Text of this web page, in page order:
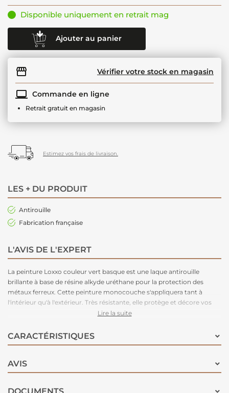
Disponible uniquement en retrait mag
Ajouter au panier
Vérifier votre stock en magasin
Commande en ligne
Retrait gratuit en magasin
Estimez vos frais de livraison.
LES + DU PRODUIT
Antirouille
Fabrication française
L'AVIS DE L'EXPERT
La peinture Loxxo couleur vert basque est une laque antirouille
brillante à base de résine alkyde uréthane pour la protection des
métaux ferreux. Cette peinture monocouche s'appliquera tant à
l'intérieur qu'à l'extérieur. Très résistante, elle protège et décore vos
grilles, balcons, volets, portails, rampes, serrureries etc. D'application
grande protection contre les UV et les intempéries. Peingez vos
supports en toute rapidité.
Lire la suite
CARACTÉRISTIQUES
AVIS